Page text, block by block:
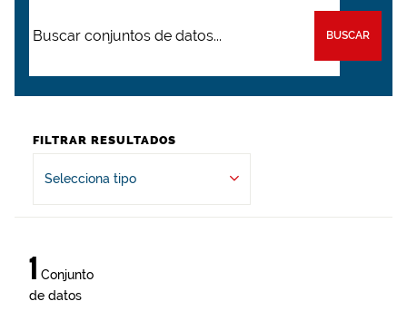
BUSCAR
FILTRAR RESULTADOS
Selecciona tipo
1 Conjunto
de datos